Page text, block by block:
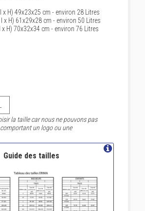
x H) 49x23x25 cm - environ 28 Litres
x H) 61x29x28 cm - environ 50 Litres
x H) 70x32x34 cm - environ 76 Litres
la taille car nous ne pouvons pas
un logo ou une
Guide des tailles